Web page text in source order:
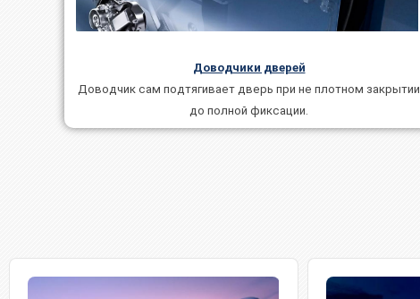
Доводчики дверей
Доводчик сам подтягивает дверь при не плотном закрытии
до полной фиксации.